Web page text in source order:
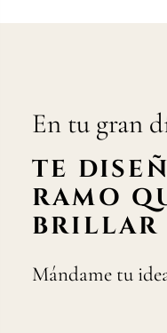
En tu gran
TE
RAMO
BRILLAR
Mándame tu